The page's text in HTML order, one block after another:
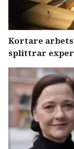
Kortare
splittrar